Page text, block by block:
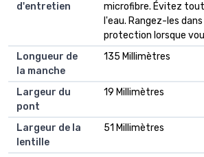
d'entretien
microfibre. Évitez
l'eau. Rangez-les
protection lorsque
Longueur de
la manche
135 Millimètres
Largeur du
pont
19 Millimètres
Largeur de la
lentille
51 Millimètres